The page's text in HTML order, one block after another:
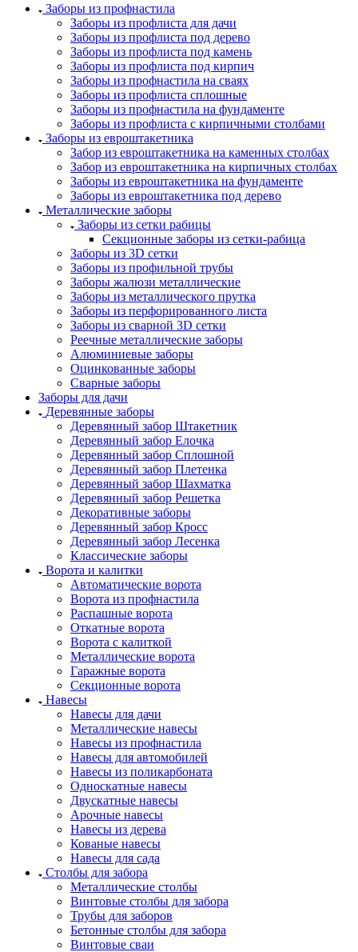
Заборы из профнастила
Заборы из профлиста для дачи
Заборы из профлиста под дерево
Заборы из профлиста под камень
Заборы из профлиста под кирпич
Заборы из профнастила на сваях
Заборы из профлиста сплошные
Заборы из профнастила на фундаменте
Заборы из профлиста с кирпичными столбами
Заборы из евроштакетника
Забор из евроштакетника на каменных столбах
Забор из евроштакетника на кирпичных столбах
Заборы из евроштакетника на фундаменте
Заборы из евроштакетника под дерево
Металлические заборы
Заборы из сетки рабицы
Секционные заборы из сетки-рабица
Заборы из 3D сетки
Заборы из профильной трубы
Заборы жалюзи металлические
Заборы из металлического прутка
Заборы из перфорированного листа
Заборы из сварной 3D сетки
Реечные металлические заборы
Алюминиевые заборы
Оцинкованные заборы
Сварные заборы
Заборы для дачи
Деревянные заборы
Деревянный забор Штакетник
Деревянный забор Елочка
Деревянный забор Сплошной
Деревянный забор Плетенка
Деревянный забор Шахматка
Деревянный забор Решетка
Декоративные заборы
Деревянный забор Кросс
Деревянный забор Лесенка
Классические заборы
Ворота и калитки
Автоматические ворота
Ворота из профнастила
Распашные ворота
Откатные ворота
Ворота с калиткой
Металлические ворота
Гаражные ворота
Секционные ворота
Навесы
Навесы для дачи
Металлические навесы
Навесы из профнастила
Навесы для автомобилей
Навесы из поликарбоната
Односкатные навесы
Двускатные навесы
Арочные навесы
Навесы из дерева
Кованые навесы
Навесы для сада
Столбы для забора
Металлические столбы
Винтовые столбы для забора
Трубы для заборов
Бетонные столбы для забора
Винтовые сваи